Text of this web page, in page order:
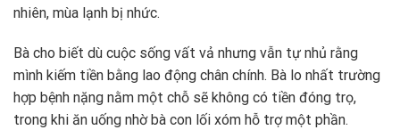
nhiên, mùa lạnh bị nhức.
Bà cho biết dù cuộc sống vất vả nhưng vẫn tự nhủ rằng
mình kiếm tiền bằng lao động chân chính. Bà lo nhất trường
hợp bệnh nặng nằm một chỗ sẽ không có tiền đóng trọ,
trong khi ăn uống nhờ bà con lối xóm hỗ trợ một phần.